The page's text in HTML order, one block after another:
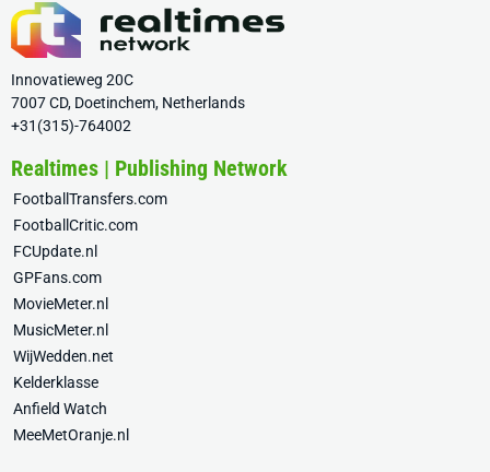
Innovatieweg 20C
7007 CD, Doetinchem, Netherlands
+31(315)-764002
Realtimes | Publishing Network
FootballTransfers.com
FootballCritic.com
FCUpdate.nl
GPFans.com
MovieMeter.nl
MusicMeter.nl
WijWedden.net
Kelderklasse
Anfield Watch
MeeMetOranje.nl